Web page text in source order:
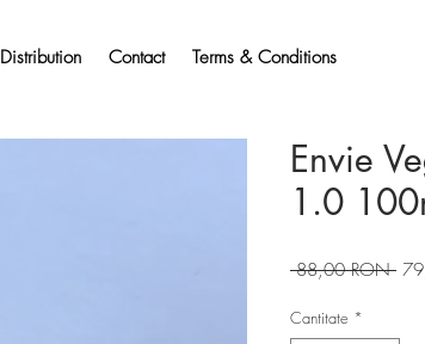
Distribution Contact Terms & Conditions
Envie
1.0
88,00 RON Preț
Cantitate *